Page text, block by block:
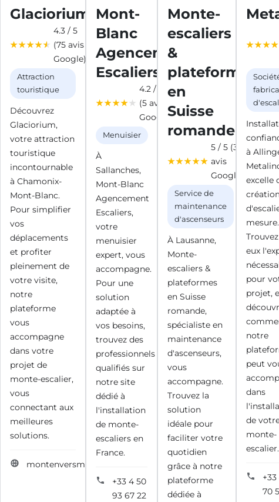
Glaciorium
4.3 / 5
(75 avis
Google)
Attraction
touristique
Découvrez
Glaciorium,
votre attraction
touristique
incontournable
à Chamonix-
Mont-Blanc.
Pour simplifier
vos
déplacements
et profiter
pleinement de
votre visite,
notre
plateforme
vous
accompagne
dans votre
projet de
monte-escalier,
vous
connectant aux
meilleures
solutions.
montenversmerdeglace.montblancnaturalresort.com
Mont-
Blanc
Agencement
Escaliers
4.2 / 5
(5 avis
Google)
Menuisier
À
Sallanches,
Mont-Blanc
Agencement
Escaliers,
votre
menuisier
expert, vous
accompagne.
Pour une
solution
adaptée à
vos besoins,
trouvez des
professionnels
qualifiés sur
notre site
dédié à
l'installation
de monte-
escaliers en
France.
+33 4 50
93 67 22
Monte-
escaliers
&
plateformes
en
Suisse
romande
5 / 5 (3
avis
Google)
Service de
maintenance
d'ascenseurs
À Lausanne,
Monte-
escaliers &
plateformes
en Suisse
romande,
spécialiste en
maintenance
d'ascenseurs,
vous
accompagne.
Trouvez la
solution
idéale pour
faciliter votre
quotidien
grâce à notre
plateforme
dédiée à
à
excelle
mesure.
eux
pour
projet,
notre
peut
dans
de
monte-
escalier.
70